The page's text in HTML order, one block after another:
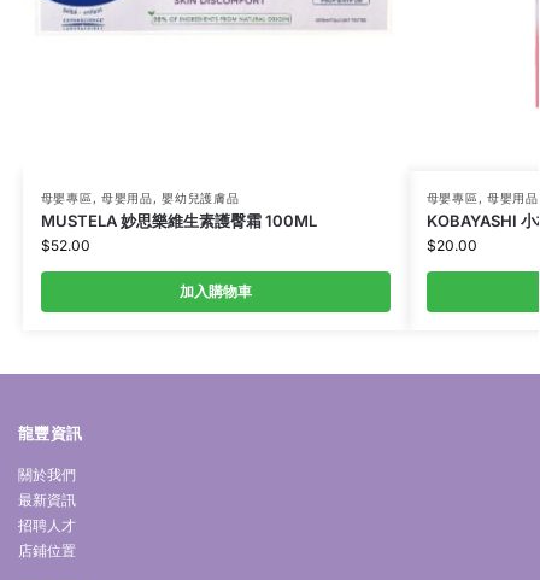
母嬰專區, 母嬰用品,嬰幼兒護膚品
MUSTELA 妙思樂維生素護臀霜 100ML
$52.00
加入購物車
母嬰專區, 母嬰用品
KOBAYASHI
$20.00
龍豐資訊
關於我們
最新資訊
招聘人才
店鋪位置